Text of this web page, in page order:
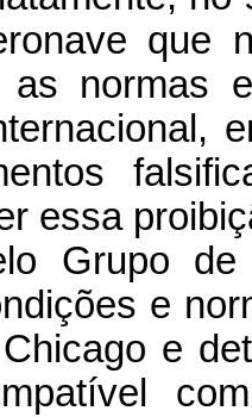
que
normas
essa
Grupo
e
e